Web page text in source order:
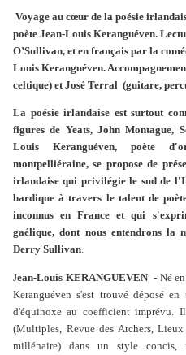
Voyage au cœur de la poésie
poète Jean-Louis Keranguéven.
O’Sullivan, et en français par la
Louis Keranguéven.
celtique) et José Terral (guitare,
La poésie irlandaise est surtout
figures de Yeats, John Montague,
Louis Keranguéven, poète
montpelliéraine, se propose de
irlandaise qui privilégie le sud de
bardique à travers le talent de
inconnus en France et qui
gaélique, dont nous entendrons
Derry Sullivan.
Jean-Louis KERANGUEVEN - Né
Keranguéven s'est trouvé déposé
d'équinoxe au coefficient imprévu.
(Multiples, Revue des Archers,
millénaire) dans un style concis,